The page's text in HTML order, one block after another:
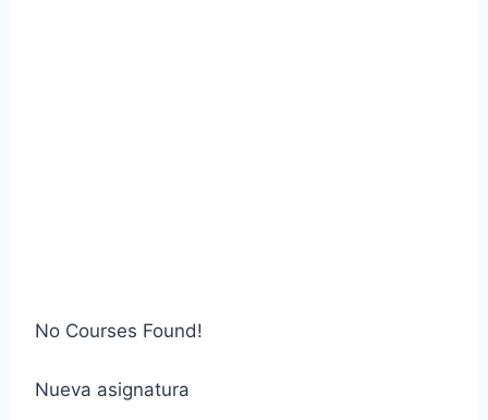
No Courses Found!
Nueva asignatura